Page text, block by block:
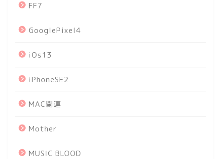
FF7
GooglePixel4
iOs13
iPhoneSE2
MAC関連
Mother
MUSIC BLOOD